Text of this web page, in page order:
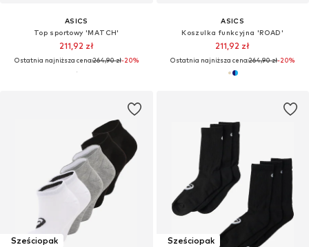
ASICS
Top sportowy 'MATCH'
211,92 zł
Ostatnia najniższa cena:264,90 zł-20%
ASICS
Koszulka funkcyjna 'ROAD'
211,92 zł
Ostatnia najniższa cena:264,90 zł-20%
Sześciopak
Sześciopak